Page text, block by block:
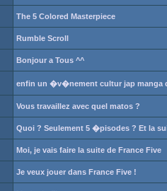
The 5 Colored Masterpiece
Rumble Scroll
Bonjour a Tous ^^
enfin un �v�nement cultur jap manga
Vous travaillez avec quel matos ?
Quoi ? Seulement 5 �pisodes ? Et la
Moi, je vais faire la suite de France Five
Je veux jouer dans France Five !